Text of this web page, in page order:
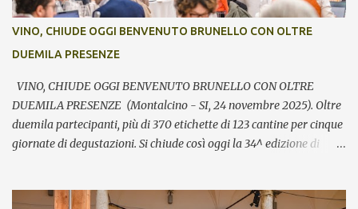
VINO, CHIUDE OGGI BENVENUTO BRUNELLO CON OLTRE
DUEMILA PRESENZE
VINO, CHIUDE OGGI BENVENUTO BRUNELLO CON OLTRE
DUEMILA PRESENZE (Montalcino - SI, 24 novembre 2025). Oltre
duemila partecipanti, più di 370 etichette di 123 cantine per cinque
giornate di degustazioni. Si chiude così oggi la 34^ edizione di
Brunello di Montalcino. In assaggio nei calici, il millesimo 2021, la